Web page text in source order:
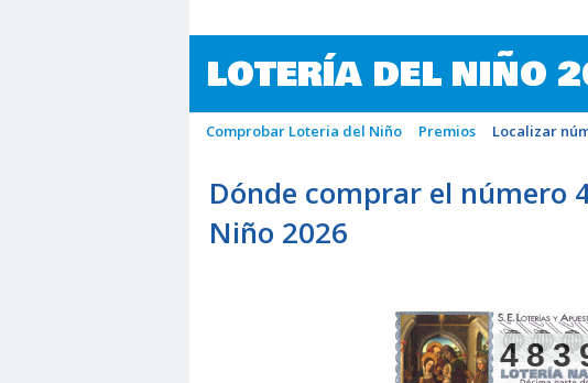
LOTERÍA DEL NIÑO
Comprobar Loteria del Niño Premios Localizar
Dónde comprar el número
Niño 2026